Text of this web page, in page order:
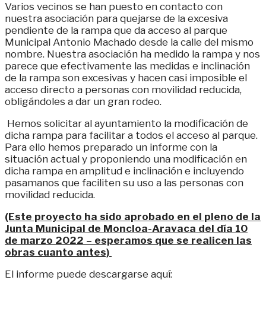
Varios vecinos se han puesto en contacto con
nuestra asociación para quejarse de la excesiva
pendiente de la rampa que da acceso al parque
Municipal Antonio Machado desde la calle del mismo
nombre. Nuestra asociación ha medido la rampa y nos
parece que efectivamente las medidas e inclinación
de la rampa son excesivas y hacen casi imposible el
acceso directo a personas con movilidad reducida,
obligándoles a dar un gran rodeo.
Hemos solicitar al ayuntamiento la modificación de
dicha rampa para facilitar a todos el acceso al parque.
Para ello hemos preparado un informe con la
situación actual y proponiendo una modificación en
dicha rampa en amplitud e inclinación e incluyendo
pasamanos que faciliten su uso a las personas con
movilidad reducida.
(Este proyecto ha sido aprobado en el pleno de la
Junta Municipal de Moncloa-Aravaca del día 10
de marzo 2022 – esperamos que se realicen las
obras cuanto antes)
El informe puede descargarse aquí: